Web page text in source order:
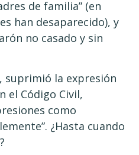
de familia” (en
han desaparecido), y
no casado y sin
suprimió la expresión
el Código Civil,
como
¿Hasta cuando